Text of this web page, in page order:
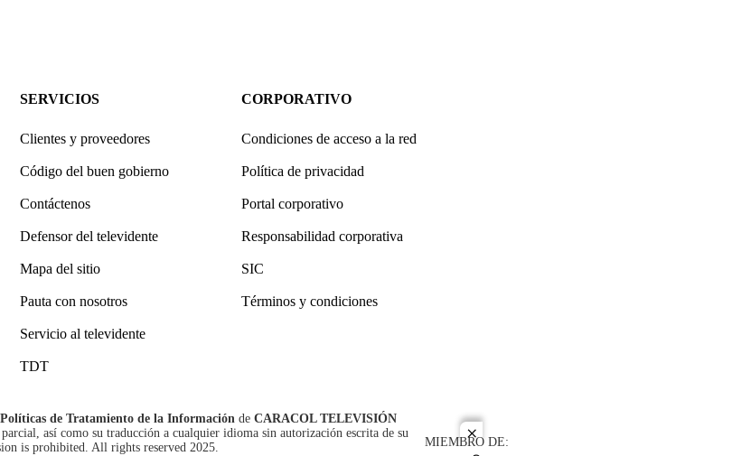
close
SERVICIOS
Clientes y proveedores
Código del buen gobierno
Contáctenos
Defensor del televidente
Mapa del sitio
Pauta con nosotros
Servicio al televidente
TDT
CORPORATIVO
Condiciones de acceso a la red
Política de privacidad
Portal corporativo
Responsabilidad corporativa
SIC
Términos y condiciones
Políticas de Tratamiento de la Información de CARACOL TELEVISIÓN
así como su traducción a cualquier idioma sin autorización escrita de su
is prohibited. All rights reserved 2025.
MIEMBRO DE: